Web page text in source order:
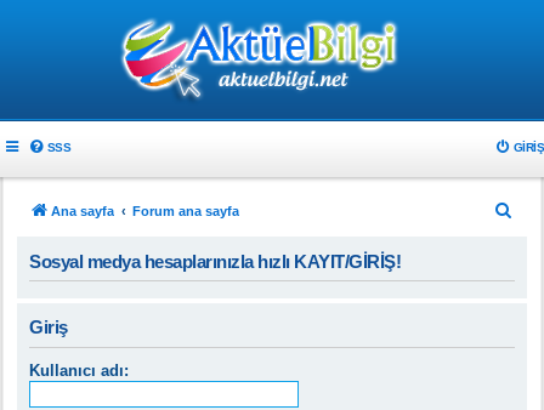
SSS GIRIŞ
Ana sayfa Forum ana sayfa
Sosyal medya hesaplarınızla hızlı KAYIT/GİRİŞ!
Giriş
Kullanıcı adı: